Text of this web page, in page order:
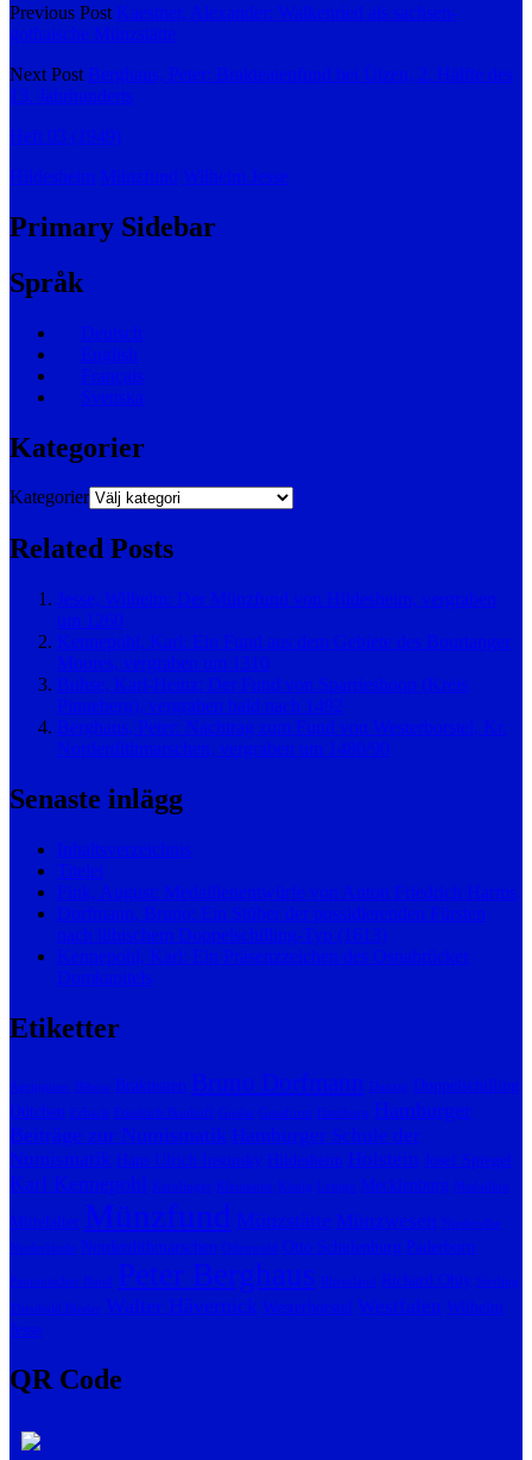
Previous Post Kaestner, Alexander: Walkenried als sachsen-
gothaische Münzstätte
Next Post Berghaus, Peter: Brakteatenfund bei Ülzen, 2. Hälfte des
13. Jahrhunderts
Heft 03 (1949)
Hildesheim Münzfund Wilhelm Jesse
Primary Sidebar
Språk
Deutsch
English
Français
Svenska
Kategorier
Kategorier
Related Posts
Jesse, Wilhelm: Der Münzfund von Hildesheim, vergraben
um 1260
Kennepohl, Karl: Ein Fund aus dem Gebiete des Bourtanger
Moores, vergraben um 1310
Buhse, Karl-Heinz: Der Fund von Sparrieshoop (Kreis
Pinneberg), vergraben bald nach 1492
Berghaus, Peter: Nachtrag zum Fund von Westerborstel, Kr.
Norderdithmarschen, vergraben um 1480/90
Senaste inlägg
Inhaltsverzeichnis
Titelei
Fink, August: Medaillenentwürfe von Anton Friedrich Harms
Dorfmann, Bruno: Ein Stüber der possidierenden Fürsten
nach lübischem Doppelschilling-Typ (1613)
Kennepohl, Karl: Ein Präsenzzeichen des Osnabrücker
Domkapitels
Etiketter
Agrippiner Bibow Brakteaten Bruno Dorfmann Danzig Doppelschilling
Dütchen
Erbach Friedrich Bonhoff Goslar Gussform Hamburg Hamburger
Beiträge zur Numismatik Hamburger Schule der
Numismatik Hans Ulrich Instinsky Hildesheim Holstein Josef Spiegel
Karl Kennepohl Karolinger Kleinasien König Lemgo Mecklenburg Medaillon
Mittelalter Münzfund Münzstätte Münzwesen
Niederelbe
Niederlande Norderdithmarschen Odenwald Otto Schulenburg Paderborn
Panionischer Bund Peter Berghaus Rheinland Richard Ohly Sterling
Theobald Bieder Walter Hävernick Westerborstel Westfalen Wilhelm
Jesse
QR Code